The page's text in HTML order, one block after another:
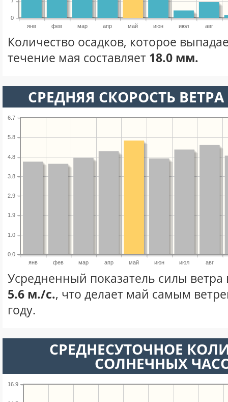
янв фев мар апр май июн июл авг
0
Количество осадков, которое
течение мая составляет 18.0 мм.
СРЕДНЯЯ СКОРОСТЬ
янв фев мар апр май июн июл авг
0.0
1.0
1.9
2.9
3.8
4.8
5.8
6.7
Усредненный показатель силы ветра
5.6 м./с., что делает май самым
году.
СРЕДНЕСУТОЧНОЕ
СОЛНЕЧНЫХ
16.9